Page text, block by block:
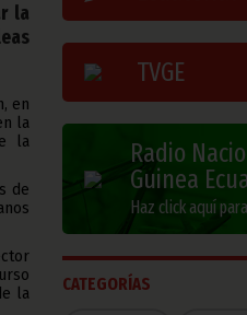
la
en
la
la
de
la
TVGE
Radio
Guinea
Haz click aquí
CATEGORÍAS